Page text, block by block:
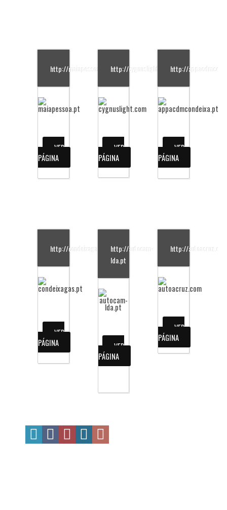
http://maiapessoa.pt/
VER
PÁGINA
http://cygnuslight.com
VER
PÁGINA
http://
VER
PÁGINA
http://condeixagas.pt/
VER
PÁGINA
http://autocam-
lda.pt
VER
PÁGINA
http://
VER
PÁGINA